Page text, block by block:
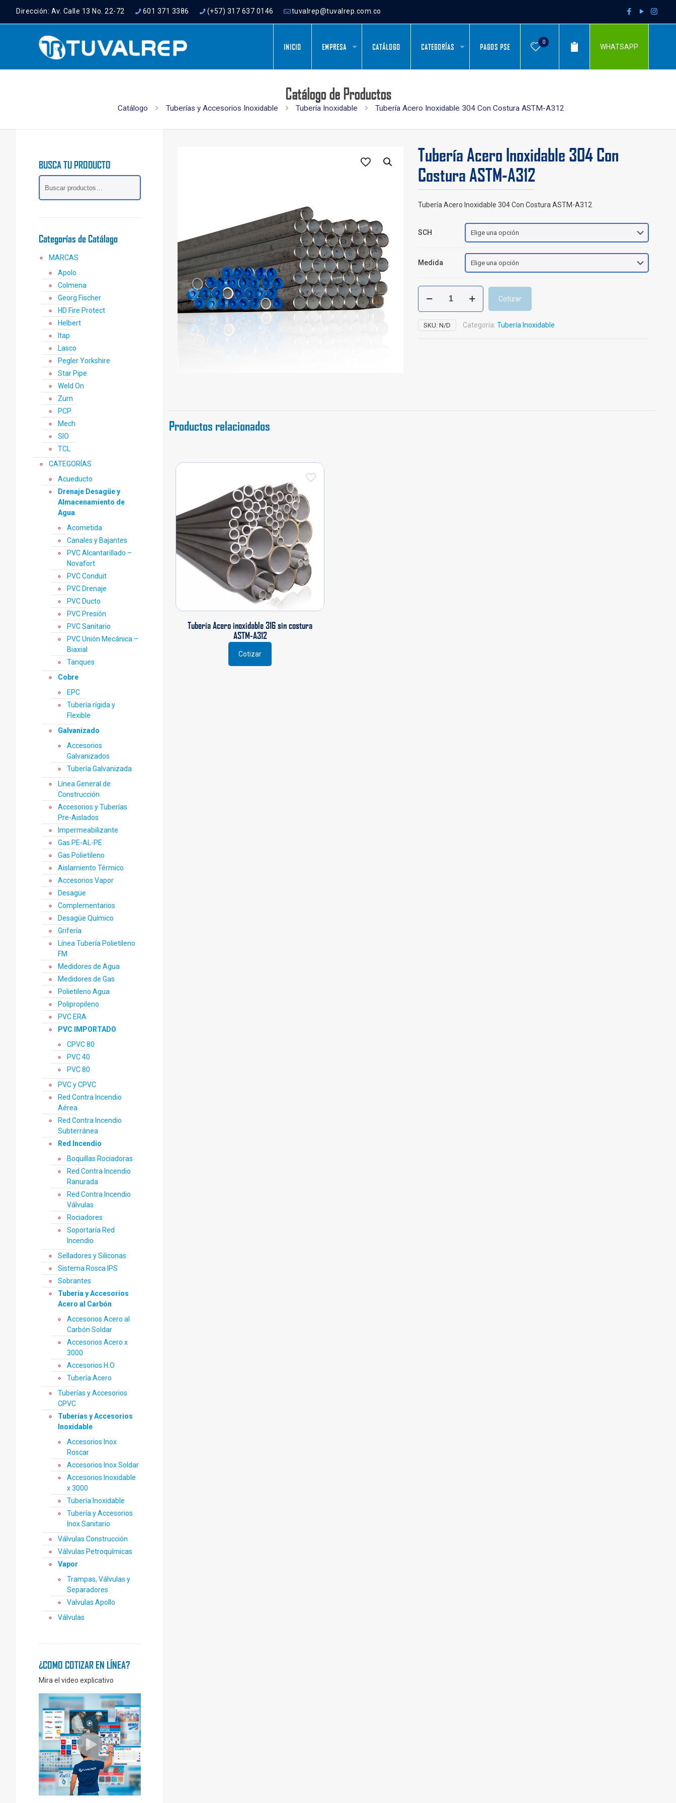
Dirección: Av. Calle 13 No. 22-72 601 371 3386 (+57) 317 637 0146 tuvalrep@tuvalrep.com.co
INICIO EMPRESA CATÁLOGO CATEGORÍAS PAGOS PSE
0
WHATSAPP
Catálogo de Productos
Catálogo Tuberías y Accesorios Inoxidable Tubería Inoxidable Tubería Acero Inoxidable 304 Con Costura ASTM-A312
Tubería Acero Inoxidable 304 Con
Costura ASTM-A312
Tubería Acero Inoxidable 304 Con Costura ASTM-A312
SCH
Medida
Tubería
Acero
Inoxidable
304
Con
Cotizar
SKU:N/D Categoría:Tubería Inoxidable
Productos relacionados
Tubería Acero inoxidable 316 sin costura
ASTM-A312
Cotizar
Este
producto
BUSCA TU PRODUCTO
Categorías de Catálago
MARCAS
Apolo
Colmena
Georg Fischer
HD Fire Protect
Helbert
Itap
Lasco
Pegler Yorkshire
Star Pipe
Weld On
Zurn
PCP
Mech
SIO
TCL
CATEGORÍAS
Acueducto
Drenaje Desagüe y
Almacenamiento de
Agua
Acometida
Canales y Bajantes
PVC Alcantarillado –
Novafort
PVC Conduit
PVC Drenaje
PVC Ducto
PVC Presión
PVC Sanitario
PVC Unión Mecánica –
Biaxial
Tanques
Cobre
EPC
Tubería rígida y
Flexible
Galvanizado
Accesorios
Galvanizados
Tubería Galvanizada
Línea General de
Construcción
Accesorios y Tuberías
Pre-Aislados
Impermeabilizante
Gas PE-AL-PE
Gas Polietileno
Aislamiento Térmico
Accesorios Vapor
Desagüe
Complementarios
Desagüe Químico
Grifería
Línea Tubería Polietileno
FM
Medidores de Agua
Medidores de Gas
Polietileno Agua
Polipropileno
PVC ERA
PVC IMPORTADO
CPVC 80
PVC 40
PVC 80
PVC y CPVC
Red Contra Incendio
Aérea
Red Contra Incendio
Subterránea
Red Incendio
Boquillas Rociadoras
Red Contra Incendio
Ranurada
Red Contra Incendio
Válvulas
Rociadores
Soportaría Red
Incendio
Selladores y Siliconas
Sistema Rosca IPS
Sobrantes
Tubería y Accesorios
Acero al Carbón
Accesorios Acero al
Carbón Soldar
Accesorios Acero x
3000
Accesorios H.O
Tubería Acero
Tuberías y Accesorios
CPVC
Tuberías y Accesorios
Inoxidable
Accesorios Inox
Roscar
Accesorios Inox Soldar
Accesorios Inoxidable
x 3000
Tubería Inoxidable
Tubería y Accesorios
Inox Sanitario
Válvulas Construcción
Válvulas Petroquímicas
Vapor
Trampas, Válvulas y
Separadores
Valvulas Apollo
Válvulas
¿COMO COTIZAR EN LÍNEA?
Mira el video explicativo